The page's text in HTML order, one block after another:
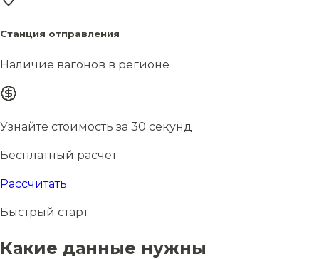
Станция отправления
Наличие вагонов в регионе
Узнайте стоимость за 30 секунд
Бесплатный расчёт
Рассчитать
Быстрый старт
Какие данные нужны